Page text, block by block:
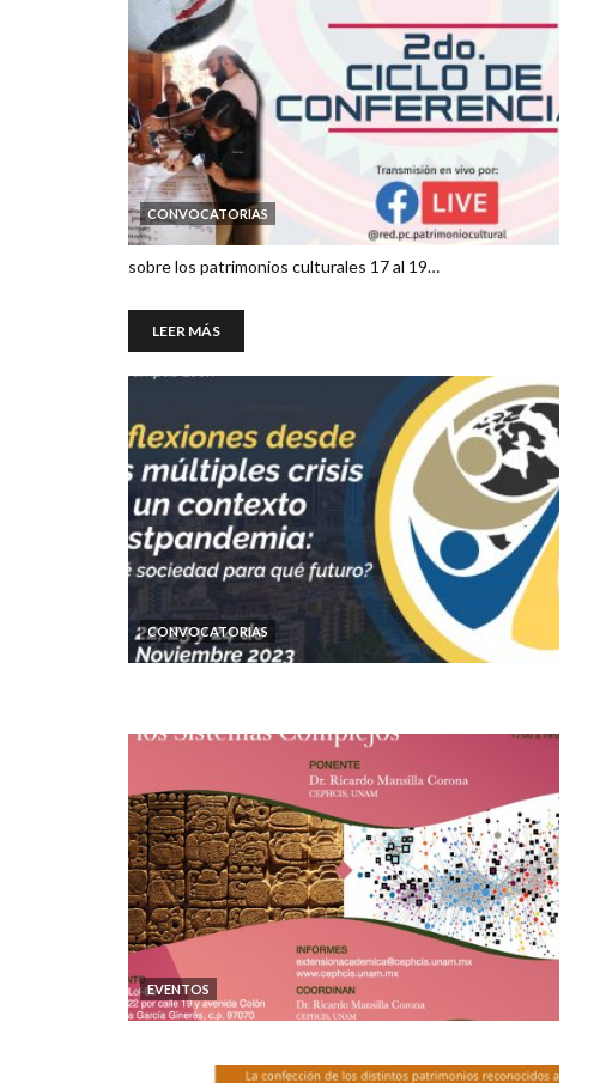
CONVOCATORIAS
sobre los patrimonios culturales 17 al 19…
LEER MÁS
CONVOCATORIAS
EVENTOS